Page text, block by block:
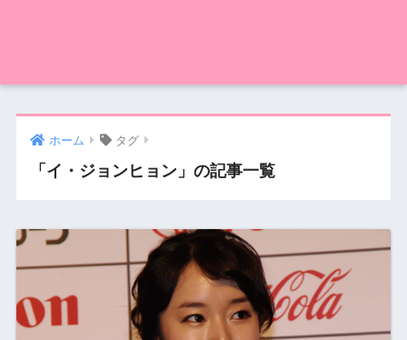
ホーム タグ
「イ・ジョンヒョン」の記事一覧